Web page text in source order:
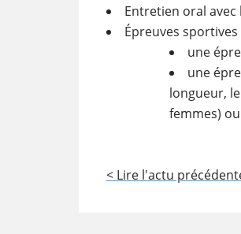
Entretien oral avec
Épreuves sportives
une
une
longueur,
femmes)
< Lire l'actu